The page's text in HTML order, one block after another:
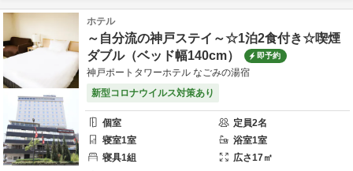
ホテル
～自分流の神戸ステイ～☆1泊2食付き☆喫煙
ダブル（ベッド幅140cm）
即予約
神戸ポートタワーホテル なごみの湯宿
新型コロナウイルス対策あり
個室 定員2名
寝室1室 浴室1室
寝具1組 広さ17㎡